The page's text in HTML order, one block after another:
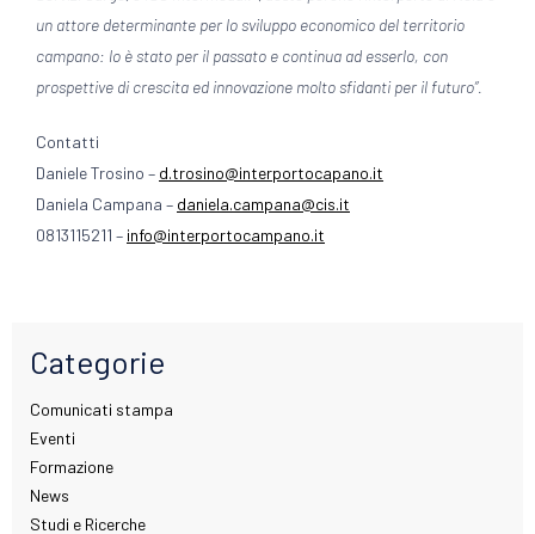
un attore determinante per lo sviluppo economico del territorio
campano: lo è stato per il passato e continua ad esserlo, con
prospettive di crescita ed innovazione molto sfidanti per il futuro”.
Contatti
Daniele Trosino – d.trosino@interportocapano.it
Daniela Campana – daniela.campana@cis.it
0813115211 – info@interportocampano.it
Categorie
Comunicati stampa
Eventi
Formazione
News
Studi e Ricerche